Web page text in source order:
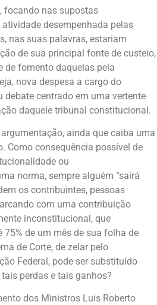
focando nas supostas
desempenhada pelas
nas suas palavras, estariam
de sua principal fonte de custeio,
de fomento daquelas pela
nova despesa a cargo do
debate centrado em uma vertente
daquele tribunal constitucional.
ainda que caiba uma
Como consequência possível de
ou
norma, sempre alguém “sairá
os contribuintes, pessoas
com uma contribuição
inconstitucional, que
75% de um mês de sua folha de
de Corte, de zelar pelo
Federal, pode ser substituído
perdas e tais ganhos?
dos Ministros Luis Roberto